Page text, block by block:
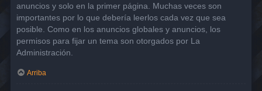
anuncios y solo en la primer página. Muchas veces son
importantes por lo que debería leerlos cada vez que sea
posible. Como en los anuncios globales y anuncios, los
permisos para fijar un tema son otorgados por La
Administración.
Arriba